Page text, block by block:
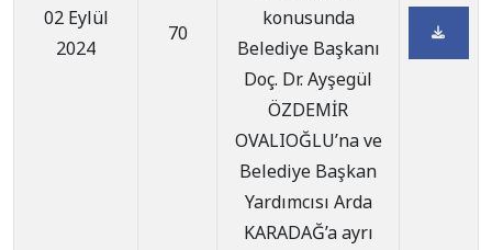
02 Eylül
2024
70
konusunda
Belediye Başkanı
Doç. Dr. Ayşegül
ÖZDEMİR
OVALIOĞLU’na ve
Belediye Başkan
Yardımcısı Arda
KARADAĞ’a ayrı